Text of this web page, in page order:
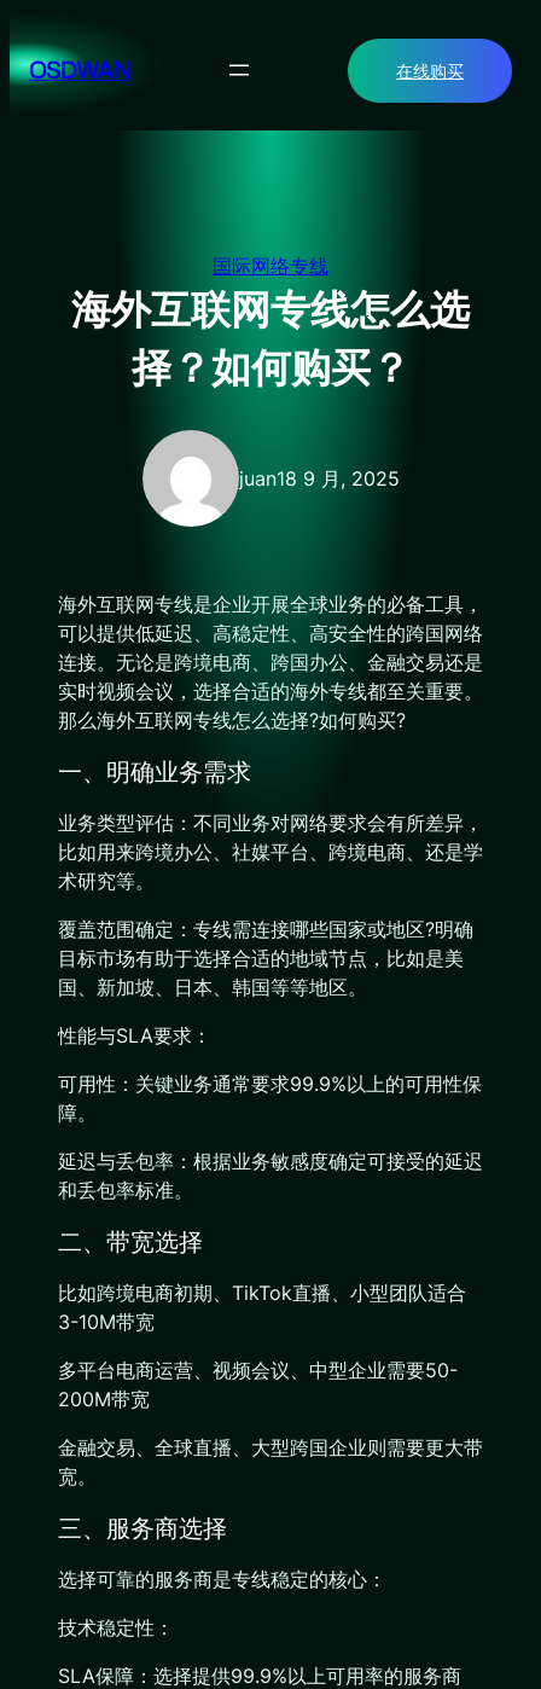
至
内OSDWAN 在线购买
国际网络专线
海外互联网专线怎么选
择？如何购买？
juan18 9 月, 2025
海外互联网专线是企业开展全球业务的必备工具，
可以提供低延迟、高稳定性、高安全性的跨国网络
连接。无论是跨境电商、跨国办公、金融交易还是
实时视频会议，选择合适的海外专线都至关重要。
那么海外互联网专线怎么选择?如何购买?
一、明确业务需求
业务类型评估：不同业务对网络要求会有所差异，
比如用来跨境办公、社媒平台、跨境电商、还是学
术研究等。
覆盖范围确定：专线需连接哪些国家或地区?明确
目标市场有助于选择合适的地域节点，比如是美
国、新加坡、日本、韩国等等地区。
性能与SLA要求：
可用性：关键业务通常要求99.9%以上的可用性保
障。
延迟与丢包率：根据业务敏感度确定可接受的延迟
和丢包率标准。
二、带宽选择
比如跨境电商初期、TikTok直播、小型团队适合
3-10M带宽
多平台电商运营、视频会议、中型企业需要50-
200M带宽
金融交易、全球直播、大型跨国企业则需要更大带
宽。
三、服务商选择
选择可靠的服务商是专线稳定的核心：
技术稳定性：
SLA保障：选择提供99.9%以上可用率的服务商